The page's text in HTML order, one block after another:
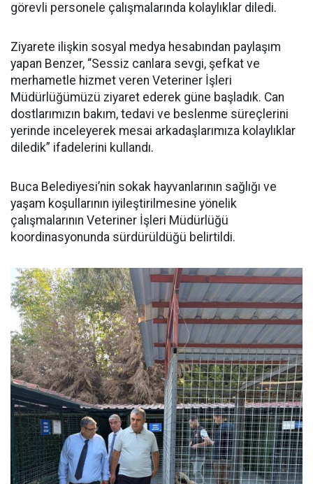
görevli personele çalışmalarında kolaylıklar diledi.
Ziyarete ilişkin sosyal medya hesabından paylaşım
yapan Benzer, “Sessiz canlara sevgi, şefkat ve
merhametle hizmet veren Veteriner İşleri
Müdürlüğümüzü ziyaret ederek güne başladık. Can
dostlarımızın bakım, tedavi ve beslenme süreçlerini
yerinde inceleyerek mesai arkadaşlarımıza kolaylıklar
diledik” ifadelerini kullandı.
Buca Belediyesi’nin sokak hayvanlarının sağlığı ve
yaşam koşullarının iyileştirilmesine yönelik
çalışmalarının Veteriner İşleri Müdürlüğü
koordinasyonunda sürdürüldüğü belirtildi.